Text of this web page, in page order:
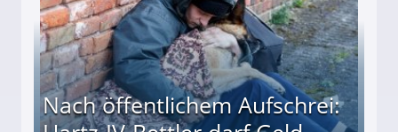
Nach öffentlichem Aufschrei: